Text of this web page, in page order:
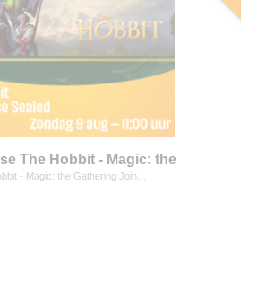
The Hobbit - Magic: the
- Magic: the Gathering Join…